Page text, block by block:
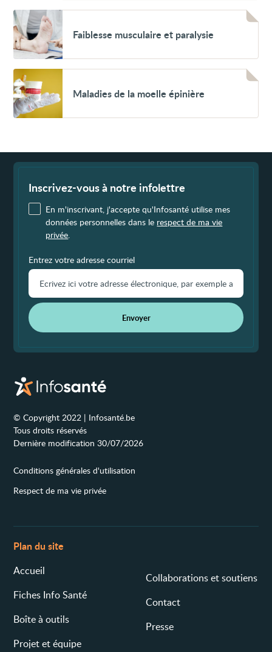
Voir
Faiblesse
musculaire
et
paralysie
Faiblesse musculaire et paralysie
Voir
Maladies
de
la
moelle
Maladies de la moelle épinière
Inscrivez-vous à notre infolettre
En m'inscrivant, j'accepte qu'Infosanté utilise mes
données personnelles dans le respect de ma vie
privée
Entrez votre adresse courriel
Envoyer
© Copyright 2022 | Infosanté.be
Tous droits réservés
Dernière modification 30/07/2026
Conditions générales d'utilisation
Respect de ma vie privée
Plan du site
Accueil
Fiches Info Santé
Boîte à outils
Projet et équipe
Collaborations et soutiens
Contact
Presse